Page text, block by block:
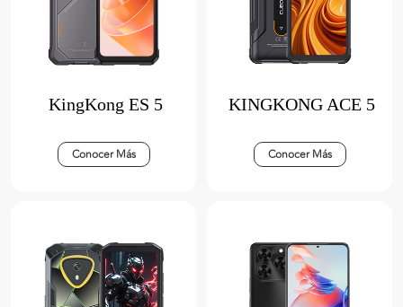
KingKong ES 5
Conocer Más
KINGKONG ACE 5
Conocer Más